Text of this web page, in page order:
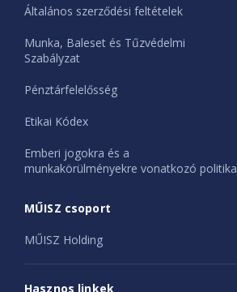
Általános szerződési feltételek
Munka, Baleset és Tűzvédelmi
Szabályzat
Pénztárfelelősség
Etikai Kódex
Emberi jogokra és a
munkakörülményekre vonatkozó politika
MŰISZ csoport
MŰISZ Holding
Hasznos linkek